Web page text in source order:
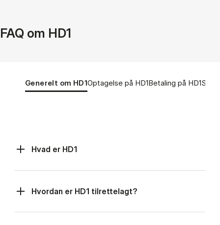
FAQ om HD1
Tablist controls
Show panel
Generelt om HD1Show panel
Optagelse på HD1Show panel
Betaling på HD1
Hvad er HD1
Hvordan er HD1 tilrettelagt?